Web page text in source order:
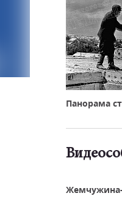
Панорама